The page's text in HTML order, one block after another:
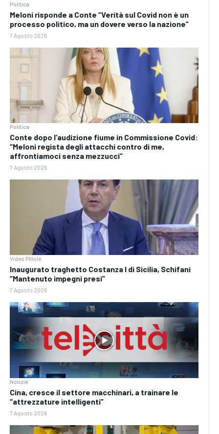
Politica
Meloni risponde a Conte “Verità sul Covid non è un
processo politico, ma un dovere verso la nazione”
7 Agosto 2026
Politica
Conte dopo l’audizione fiume in Commissione Covid:
“Meloni regista degli attacchi contro di me,
affrontiamoci senza mezzucci”
7 Agosto 2026
Video Pillole
Inaugurato traghetto Costanza I di Sicilia, Schifani
“Mantenuto impegni presi”
7 Agosto 2026
Notizie
Cina, cresce il settore macchinari, a trainare le
“attrezzature intelligenti”
7 Agosto 2026